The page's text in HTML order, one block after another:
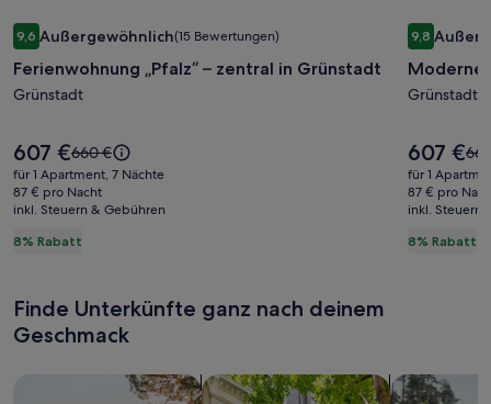
Bildergalerie
für
Ferienwohnung
„Pfalz“
zentral
in
Grünstadt
9,69,6 von 10, Außergewöhnlich, (15 Bewertungen)
Außergewöhnlich(15 Bewertungen)
Ferienwohnung „Pfalz“ – zentral in Grünstadt
Grünstadt
8% Rabatt
Der
Preis
beträgt
607 €.
607 €Der
alte
Preis
war
siehe
zum
Standardpreis.
660 €
für 1 Apartment, 7 Nächte
87 € pro Nacht
inkl. Steuern & Gebühren
Ferienwohnung „Pfalz“ – zentral in Grünstadt
für
Herzen
von
9,89,8 von
Grünstadt
8% Rabatt
Der
Preis
beträgt
607 €.
607 €Der
alte
war
für 1
87 € pro
inkl. Steuern
Finde Unterkünfte ganz nach deinem
Geschmack
Suche nach FerienhäusernSuche nach Ferienwohnungen oder
Suche nach